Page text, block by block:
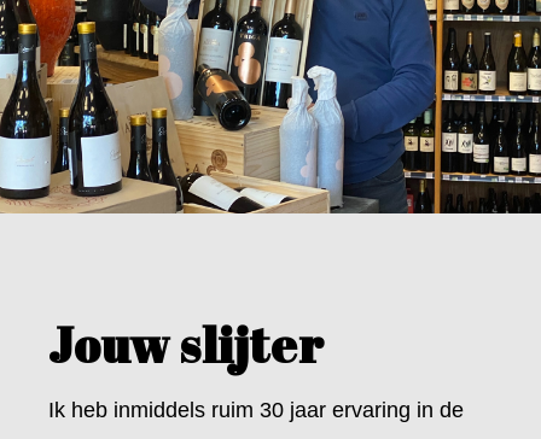
Jouw slijter
Ik heb inmiddels ruim 30 jaar ervaring in de